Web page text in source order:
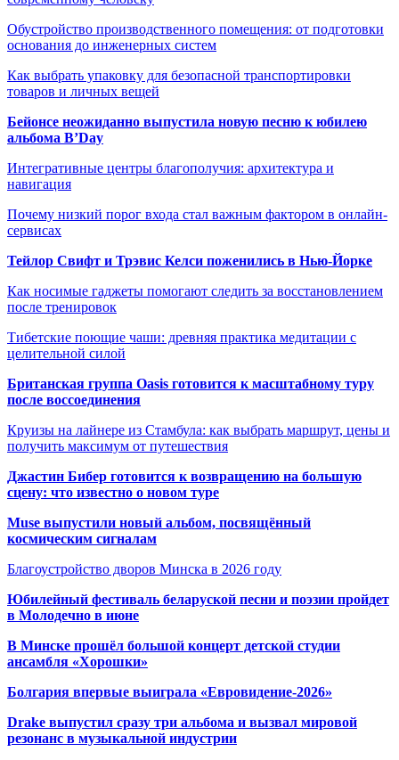
Обустройство производственного помещения: от подготовки
основания до инженерных систем
Как выбрать упаковку для безопасной транспортировки
товаров и личных вещей
Бейонсе неожиданно выпустила новую песню к юбилею
альбома B’Day
Интегративные центры благополучия: архитектура и
навигация
Почему низкий порог входа стал важным фактором в онлайн-
сервисах
Тейлор Свифт и Трэвис Келси поженились в Нью-Йорке
Как носимые гаджеты помогают следить за восстановлением
после тренировок
Тибетские поющие чаши: древняя практика медитации с
целительной силой
Британская группа Oasis готовится к масштабному туру
после воссоединения
Круизы на лайнере из Стамбула: как выбрать маршрут, цены и
получить максимум от путешествия
Джастин Бибер готовится к возвращению на большую
сцену: что известно о новом туре
Muse выпустили новый альбом, посвящённый
космическим сигналам
Благоустройство дворов Минска в 2026 году
Юбилейный фестиваль беларуской песни и поэзии пройдет
в Молодечно в июне
В Минске прошёл большой концерт детской студии
ансамбля «Хорошки»
Болгария впервые выиграла «Евровидение-2026»
Drake выпустил сразу три альбома и вызвал мировой
резонанс в музыкальной индустрии